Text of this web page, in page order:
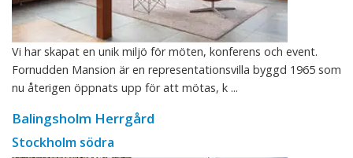
Vi har skapat en unik miljö för möten, konferens och event.
Fornudden Mansion är en representationsvilla byggd 1965 som
nu återigen öppnats upp för att mötas, k ...
Balingsholm Herrgård
Stockholm södra